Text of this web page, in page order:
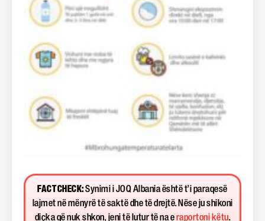
FACT CHECK:Synimi i JOQ Albania është t’i paraqesë
lajmet në mënyrë të saktë dhe të drejtë. Nëse ju shikoni
diçka që nuk shkon, jeni të lutur të na e raportoni këtu.